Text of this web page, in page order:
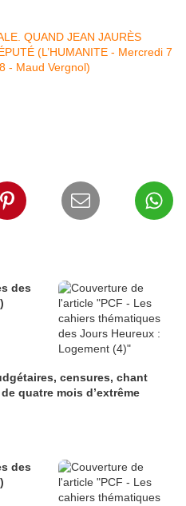
des
censures, chant
quatre mois d’extrême
des